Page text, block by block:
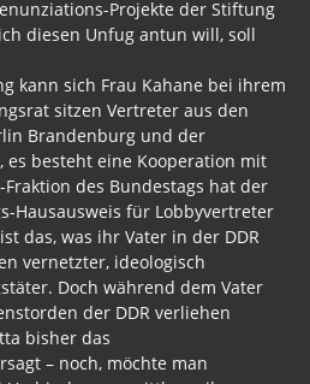
Projekte der Stiftung
diesen Unfug antun will, soll
kann sich Frau Kahane bei ihrem
sitzen Vertreter aus den
Brandenburg und der
es besteht eine Kooperation mit
Fraktion des Bundestags hat der
Hausausweis für Lobbyvertreter
das, was ihr Vater in der DDR
vernetzter, ideologisch
Doch während dem Vater
der DDR verliehen
bisher das
– noch, möchte man